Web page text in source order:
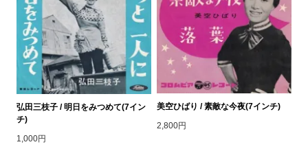
弘田三枝子 / 明日をみつめて(7イン
チ)
1,000円
美空ひばり / 素敵な今夜(7インチ)
2,800円